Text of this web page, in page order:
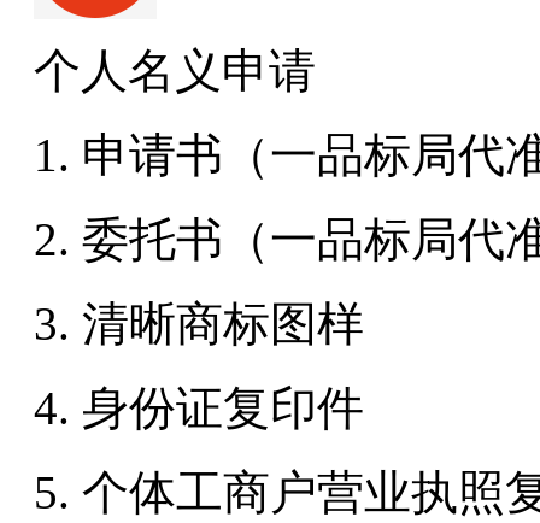
个人名义申请
1. 申请书（一品标局代
2. 委托书（一品标局代
3. 清晰商标图样
4. 身份证复印件
5. 个体工商户营业执照